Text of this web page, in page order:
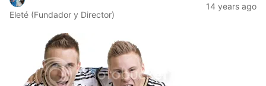
Eleté (Fundador y Director)
14 years ago